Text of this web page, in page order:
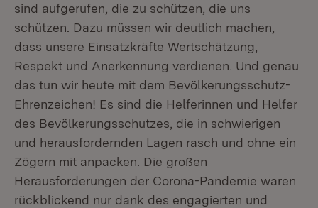
sind aufgerufen, die zu schützen, die uns
schützen. Dazu müssen wir deutlich machen,
dass unsere Einsatzkräfte Wertschätzung,
Respekt und Anerkennung verdienen. Und genau
das tun wir heute mit dem Bevölkerungsschutz-
Ehrenzeichen! Es sind die Helferinnen und Helfer
des Bevölkerungsschutzes, die in schwierigen
und herausfordernden Lagen rasch und ohne ein
Zögern mit anpacken. Die großen
Herausforderungen der Corona-Pandemie waren
rückblickend nur dank des engagierten und